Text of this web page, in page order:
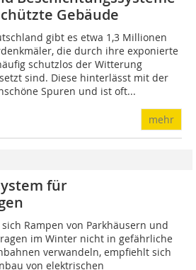
Gebäude
gibt es etwa 1,3 Millionen
die durch ihre exponierte
schutzlos der Witterung
sind. Diese hinterlässt mit der
Spuren und ist oft...
mehr
für
Rampen von Parkhäusern und
im Winter nicht in gefährliche
verwandeln, empfiehlt sich
von elektrischen